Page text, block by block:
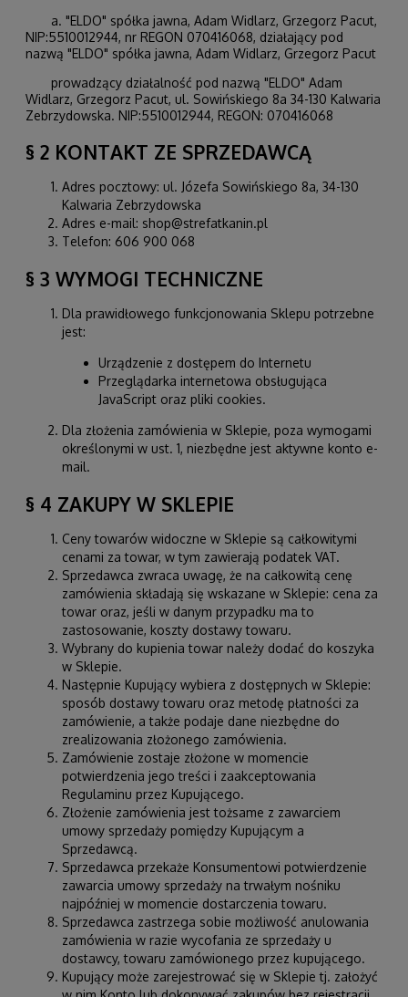
a. "ELDO" spółka jawna, Adam Widlarz, Grzegorz Pacut,
NIP:5510012944, nr REGON 070416068, działający pod
nazwą "ELDO" spółka jawna, Adam Widlarz, Grzegorz Pacut
prowadzący działalność pod nazwą "ELDO" Adam
Widlarz, Grzegorz Pacut, ul. Sowińskiego 8a 34-130 Kalwaria
Zebrzydowska. NIP:5510012944, REGON: 070416068
§ 2 KONTAKT ZE SPRZEDAWCĄ
Adres pocztowy: ul. Józefa Sowińskiego 8a, 34-130
Kalwaria Zebrzydowska
Adres e-mail: shop@strefatkanin.pl
Telefon: 606 900 068
§ 3 WYMOGI TECHNICZNE
Dla prawidłowego funkcjonowania Sklepu potrzebne
jest:
Urządzenie z dostępem do Internetu
Przeglądarka internetowa obsługująca
JavaScript oraz pliki cookies.
Dla złożenia zamówienia w Sklepie, poza wymogami
określonymi w ust. 1, niezbędne jest aktywne konto e-
mail.
§ 4 ZAKUPY W SKLEPIE
Ceny towarów widoczne w Sklepie są całkowitymi
cenami za towar, w tym zawierają podatek VAT.
Sprzedawca zwraca uwagę, że na całkowitą cenę
zamówienia składają się wskazane w Sklepie: cena za
towar oraz, jeśli w danym przypadku ma to
zastosowanie, koszty dostawy towaru.
Wybrany do kupienia towar należy dodać do koszyka
w Sklepie.
Następnie Kupujący wybiera z dostępnych w Sklepie:
sposób dostawy towaru oraz metodę płatności za
zamówienie, a także podaje dane niezbędne do
zrealizowania złożonego zamówienia.
Zamówienie zostaje złożone w momencie
potwierdzenia jego treści i zaakceptowania
Regulaminu przez Kupującego.
Złożenie zamówienia jest tożsame z zawarciem
umowy sprzedaży pomiędzy Kupującym a
Sprzedawcą.
Sprzedawca przekaże Konsumentowi potwierdzenie
zawarcia umowy sprzedaży na trwałym nośniku
najpóźniej w momencie dostarczenia towaru.
Sprzedawca zastrzega sobie możliwość anulowania
zamówienia w razie wycofania ze sprzedaży u
dostawcy, towaru zamówionego przez kupującego.
Kupujący może zarejestrować się w Sklepie tj. założyć